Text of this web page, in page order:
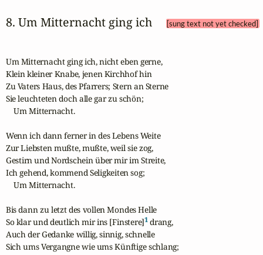
8. Um Mitternacht ging ich [sung text not yet checked]
Um Mitternacht ging ich, nicht eben gerne,
Klein kleiner Knabe, jenen Kirchhof hin
Zu Vaters Haus, des Pfarrers; Stern an Sterne
Sie leuchteten doch alle gar zu schön;
    Um Mitternacht.
Wenn ich dann ferner in des Lebens Weite
Zur Liebsten mußte, mußte, weil sie zog,
Gestirn und Nordschein über mir im Streite,
Ich gehend, kommend Seligkeiten sog;
    Um Mitternacht.
Bis dann zu letzt des vollen Mondes Helle
So klar und deutlich mir ins [Finstere]1 drang,
Auch der Gedanke willig, sinnig, schnelle
Sich ums Vergangne wie ums Künftige schlang;